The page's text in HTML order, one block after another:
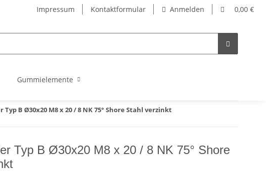
Impressum Kontaktformular Anmelden 0,00 €
Gummielemente
B Ø30x20 M8 x 20 / 8 NK 75° Shore Stahl verzinkt
Typ B Ø30x20 M8 x 20 / 8 NK 75° Shore